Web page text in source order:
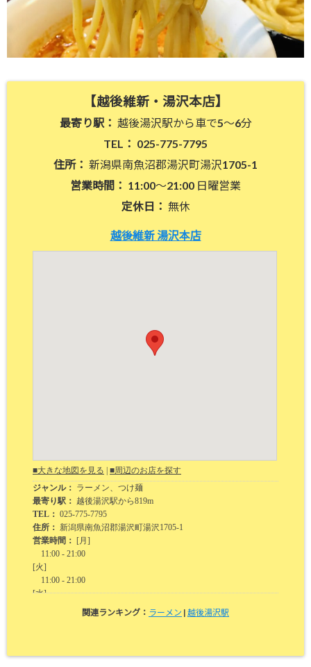
【越後維新・湯沢本店】
最寄り駅： 越後湯沢駅から車で5〜6分
TEL： 025-775-7795
住所： 新潟県南魚沼郡湯沢町湯沢1705-1
営業時間： 11:00～21:00 日曜営業
定休日： 無休
越後維新 湯沢本店
関連ランキング： ラーメン | 越後湯沢駅